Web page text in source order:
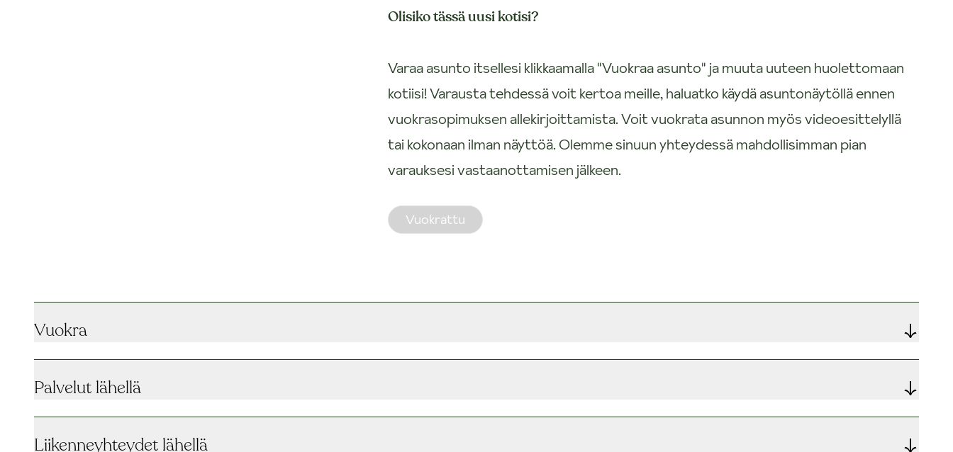
Olisiko tässä uusi kotisi?
Varaa asunto itsellesi klikkaamalla "Vuokraa asunto" ja muuta uuteen huolettomaan
kotiisi! Varausta tehdessä voit kertoa meille, haluatko käydä asuntonäytöllä ennen
vuokrasopimuksen allekirjoittamista. Voit vuokrata asunnon myös videoesittelyllä
tai kokonaan ilman näyttöä. Olemme sinuun yhteydessä mahdollisimman pian
varauksesi vastaanottamisen jälkeen.
Vuokrattu
Vuokra
Palvelut lähellä
Liikenneyhteydet lähellä